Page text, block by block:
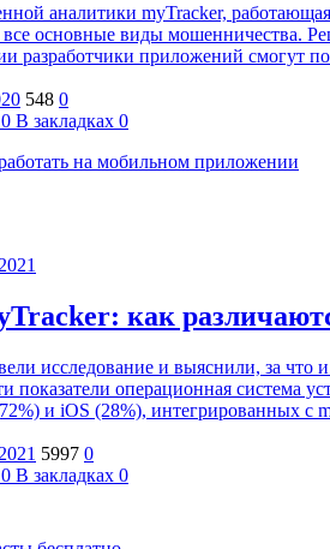
аналитики myTracker,
все основные виды мошенничества.
разработчики приложений смогут
548 0
0 В закладках 0
как
исследование и выяснили, за что
показатели операционная система
и iOS (28%), интегрированных с
5997 0
0 В закладках 0